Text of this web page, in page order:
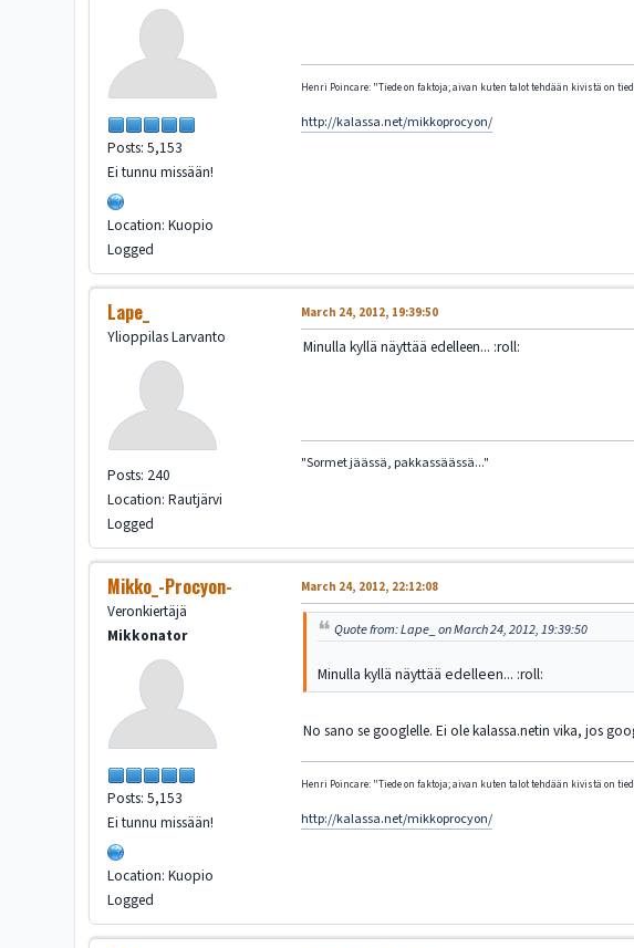
Posts: 5,153
Ei tunnu missään!
Location: Kuopio
Logged
Henri Poincare: "Tiede on faktoja; aivan kuten talot tehdään kivistä on
http://kalassa.net/mikkoprocyon/
Lape_
Ylioppilas Larvanto
Posts: 240
Location: Rautjärvi
Logged
March 24, 2012, 19:39:50
Minulla kyllä näyttää edelleen... :roll:
"Sormet jäässä, pakkassäässä..."
Mikko_-Procyon-
Veronkiertäjä
Mikkonator
Posts: 5,153
Ei tunnu missään!
Location: Kuopio
Logged
March 24, 2012, 22:12:08
Quote from: Lape_ on March 24, 2012, 19:39:50
Minulla kyllä näyttää edelleen... :roll:
No sano se googlelle. Ei ole kalassa.netin vika, jos
Henri Poincare: "Tiede on faktoja; aivan kuten talot tehdään kivistä on
http://kalassa.net/mikkoprocyon/